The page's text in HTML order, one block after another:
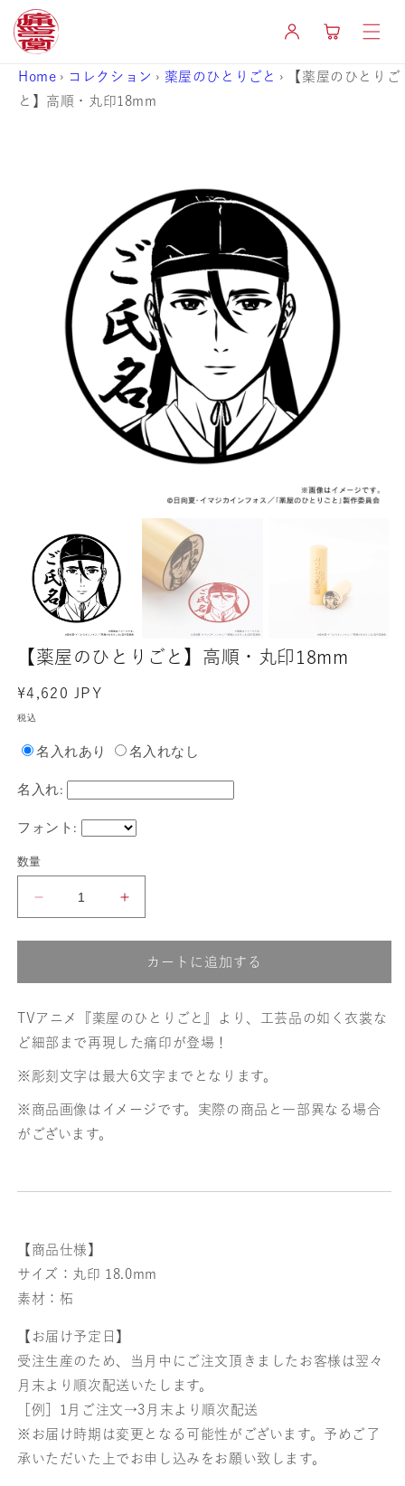
ンツに
進む
イ
ー
Home › コレクション › 薬屋のひとりごと ›
【薬屋のひとりご
と】高順・丸印18mm
【薬屋のひとりごと】高順・丸印18mm
通
常
格
¥4,620 JPY
税込
名入れあり 名入れなし
名入れ:
フォント:
数量
屋
ひ
と
り
ご
と】
印
18mm
の
数
量
を
減
屋
ひ
と
り
ご
印
数
を
増
カートに追加する
TVアニメ『薬屋のひとりごと』より、工芸品の如く衣裳な
ど細部まで再現した痛印が登場！
※彫刻文字は最大6文字までとなります。
※商品画像はイメージです。実際の商品と一部異なる場合
がございます。
【商品仕様】
サイズ：丸印 18.0mm
素材：柘
【お届け予定日】
受注生産のため、当月中にご注文頂きましたお客様は翌々
月末より順次配送いたします。
［例］1月ご注文→3月末より順次配送
※お届け時期は変更となる可能性がございます。予めご了
承いただいた上でお申し込みをお願い致します。